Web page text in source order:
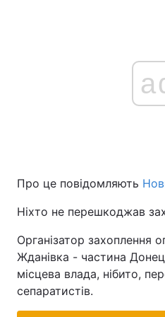
Про це повідомляють
Ніхто не перешкоджав
Організатор захоплення
Жданівка - частина
місцева влада, нібито,
сепаратистів.